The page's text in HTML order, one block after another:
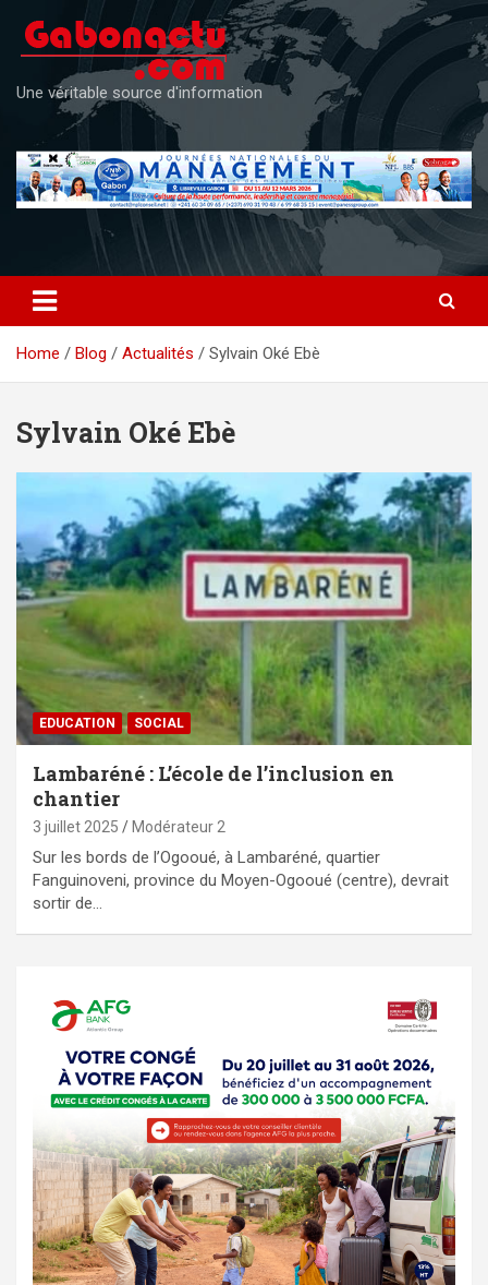
content
Une véritable source d'information
Home Blog Actualités Sylvain Oké Ebè
Sylvain Oké Ebè
EDUCATION SOCIAL
Lambaréné : L’école de l’inclusion en
chantier
3 juillet 2025 Modérateur 2
‎Sur les bords de l’Ogooué, à Lambaréné, quartier
Fanguinoveni, province du Moyen-Ogooué (centre), devrait
sortir de…